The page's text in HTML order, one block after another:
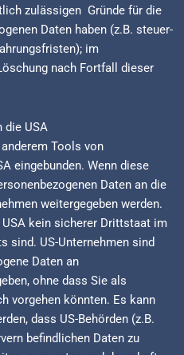
zulässigen Gründe für die
Daten haben (z.B. steuer-
im
nach Fortfall dieser
die USA
Tools von
eingebunden. Wenn diese
Daten an die
weitergegeben werden.
kein sicherer Drittstaat im
sind. US-Unternehmen sind
Daten an
ohne dass Sie als
vorgehen könnten. Es kann
dass US-Behörden (z.B.
befindlichen Daten zu